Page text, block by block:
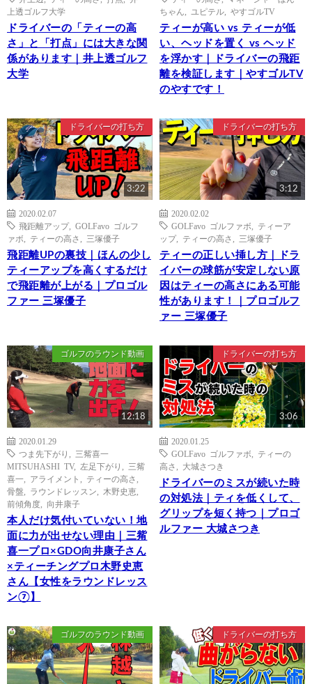
上透ゴルフ大学
ドライバーの「ティーの高
さ」と「打点」には大きな関
係があります｜井上透ゴルフ
大学
ちゃん
ユピテル やすゴルTV
ティーが高い vs ティーが低
い、ヘッドを置く vs ヘッド
を浮かす｜ドライバーの飛距
離を検証します｜やすゴルTV
のやすです！
ドライバーの打ち方
3:22
2020.02.07
飛距離アップ, GOLFavo ゴルフ
ァボ
ティーの高さ 三塚優子
飛距離UPの裏技｜ほんの少し
ティーアップを高くするだけ
で飛距離が上がる｜プロゴル
ファー 三塚優子
ドライバーの打ち方
3:12
2020.02.02
GOLFavo ゴルファボ
ティーア
ップ, ティーの高さ 三塚優子
ティーの正しい挿し方｜ドラ
イバーの球筋が安定しない原
因はティーの高さにある可能
性があります！｜プロゴルフ
ァー 三塚優子
ゴルフのラウンド動画
12:18
2020.01.29
つま先下がり
三觜喜一
MITSUHASHI TV, 左足下がり
三觜
喜一
アライメント ティーの高さ
骨盤
ラウンドレッスン 木野史恵
前傾角度
向井康子
本人だけ気付いていない！地
面に力が出せない理由｜三觜
喜一プロ×GDO向井康子さん
×ティーチングプロ木野史恵
さん【女性をラウンドレッス
ン⑦】
ドライバーの打ち方
3:06
2020.01.25
GOLFavo ゴルファボ
ティーの
高さ
大城さつき
ドライバーのミスが続いた時
の対処法｜ティを低くして、
グリップを短く持つ｜プロゴ
ルファー 大城さつき
ゴルフのラウンド動画 ドライバーの打ち方